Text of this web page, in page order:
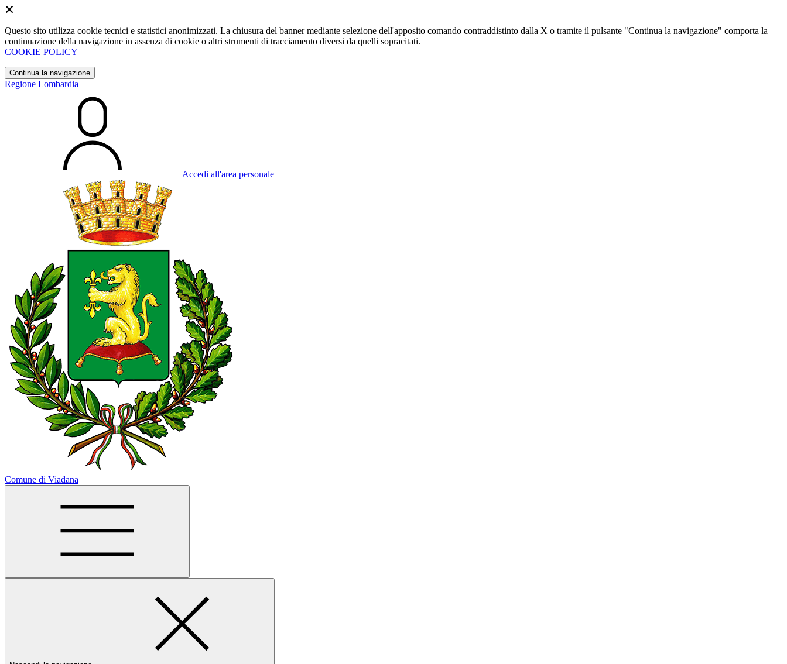
Questo sito utilizza cookie tecnici e statistici anonimizzati. La chiusura del banner mediante selezione dell'apposito comando contraddistinto dalla X o tramite il pulsante "Continua la navigazione" comporta la
continuazione della navigazione in assenza di cookie o altri strumenti di tracciamento diversi da quelli sopracitati.
COOKIE POLICY
Continua la navigazione
Regione Lombardia
Accedi all'area personale
Comune di Viadana